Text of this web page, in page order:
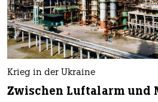
Krieg in der Ukraine
Zwischen Luftalarm und